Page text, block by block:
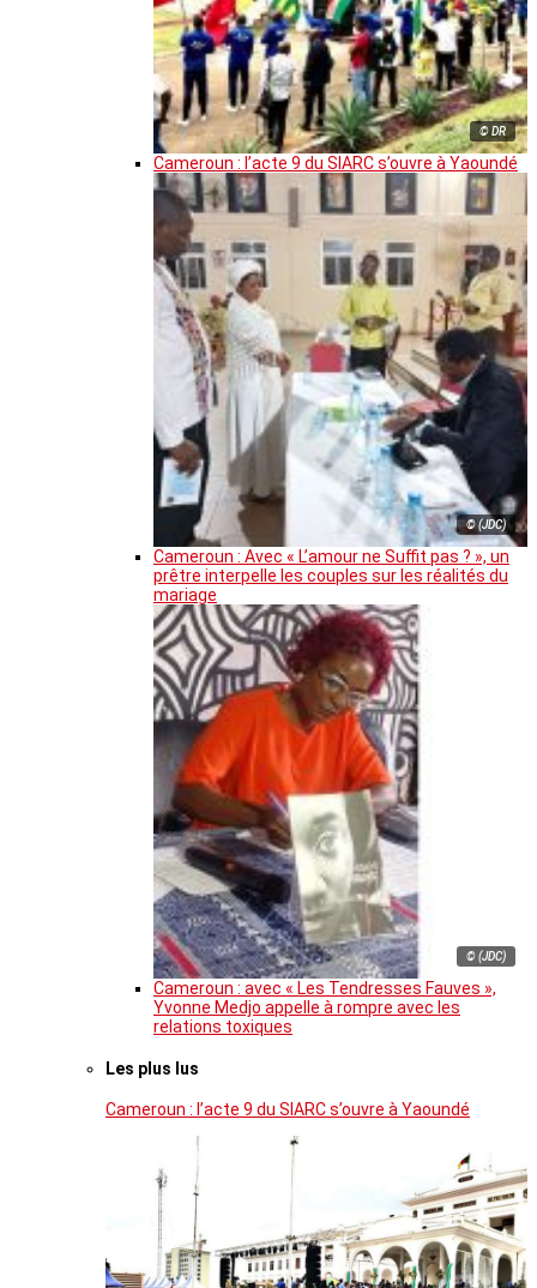
© DR
Cameroun : l’acte 9 du SIARC s’ouvre à Yaoundé
© (JDC)
Cameroun : Avec « L’amour ne Suffit pas ? », un
prêtre interpelle les couples sur les réalités du
mariage
© (JDC)
Cameroun : avec « Les Tendresses Fauves »,
Yvonne Medjo appelle à rompre avec les
relations toxiques
Les plus lus
Cameroun : l’acte 9 du SIARC s’ouvre à Yaoundé